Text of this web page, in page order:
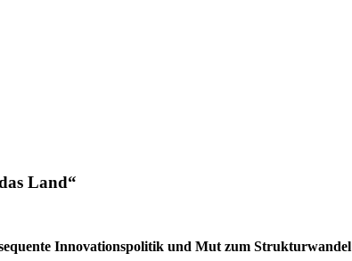
Land“
Innovationspolitik und Mut zum Strukturwandel